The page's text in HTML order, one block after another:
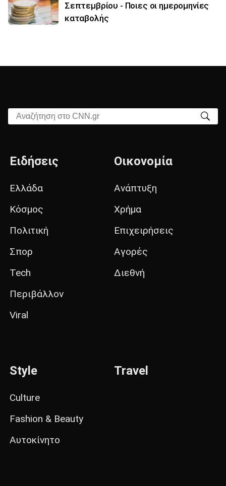
Σεπτεμβρίου - Ποιες οι ημερομηνίες
καταβολής
Αναζήτηση στο CNN.gr
Ειδήσεις
Ελλάδα
Κόσμος
Πολιτική
Σπορ
Tech
Περιβάλλον
Viral
Οικονομία
Ανάπτυξη
Χρήμα
Επιχειρήσεις
Αγορές
Διεθνή
Style
Culture
Fashion & Beauty
Αυτοκίνητο
Travel